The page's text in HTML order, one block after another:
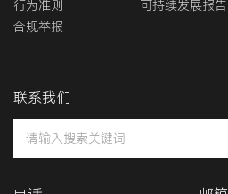
行为准则
合规举报
可持续发展报告
联系我们